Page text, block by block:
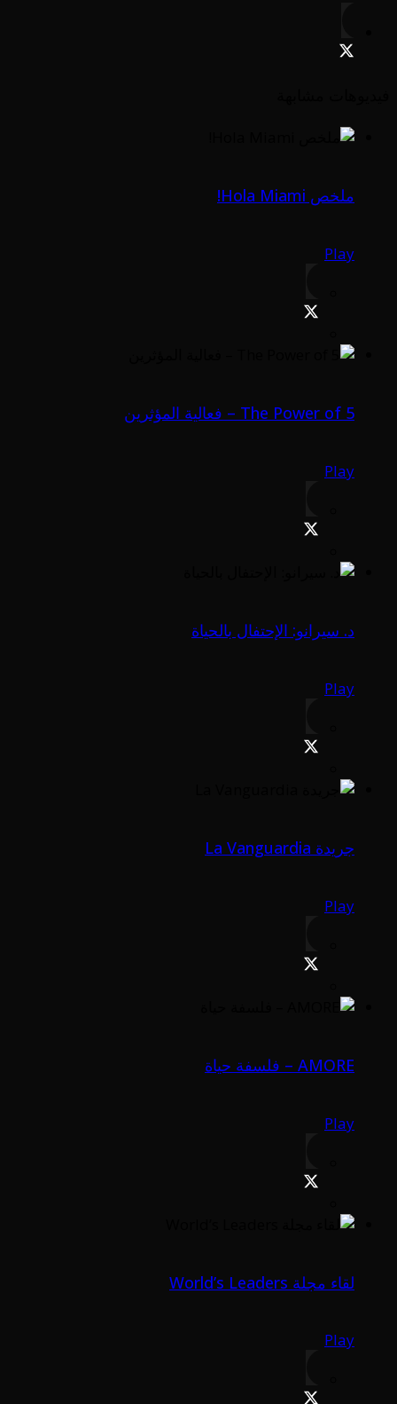
ملخص Hola Miami!
Play
The Power of 5 – فعالية المؤثرين
Play
د. سيرانو: الإحتفال بالحياة
Play
جريدة La Vanguardia
Play
AMORE – فلسفة حياة
Play
لقاء مجلة World’s Leaders
Play